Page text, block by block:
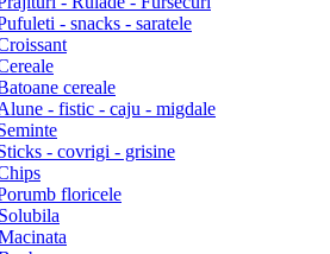
- snacks - saratele
cereale
- fistic - caju - migdale
- covrigi - grisine
floricele